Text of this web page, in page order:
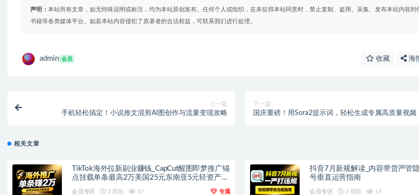
声明： 本站所有文章，如无特殊说明或标注，均为本站原创发布。任何个人或组织，在未征得本站同意时，禁止复制、盗用、采集、发布本站内容到
书籍等各类媒体平台。如若本站内容侵犯了原著者的合法权益，可联系我们进行处理。
admin 会员 收藏 海
上一篇
手机轻松搞定！小说推文混剪AI图创作与流量变现攻略
下一篇
国庆重磅！用Sora2提示词，轻松生成专属高质量视频
相关文章
TikTok海外拉新副业赚钱_CapCut醒图即梦推广锚
点挂载单条最高2万美国25元东南亚5元轻资产上
会员专区 2 周前 17 专属
抖音7月新规解读_内容带货严管
号垂直运营指南
会员专区 3 周前 19